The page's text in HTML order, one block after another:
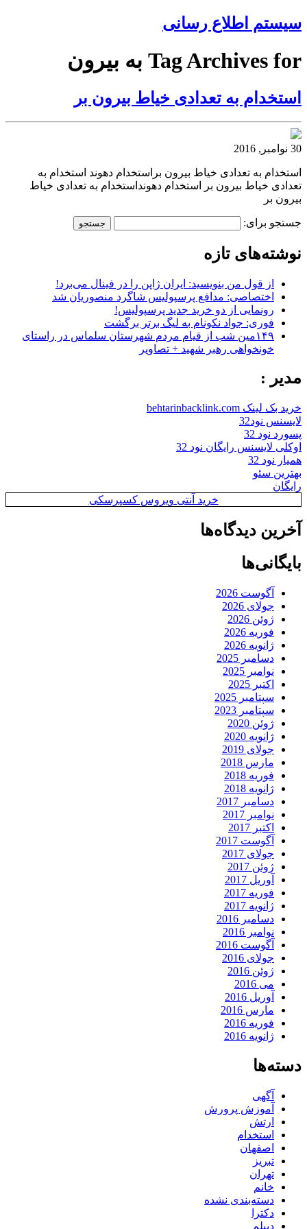
سیستم اطلاع رسانی
Tag Archives for به بیرون
استخدام به تعدادی خیاط بیرون بر
30 نوامبر, 2016
استخدام به تعدادی خیاط بیرون براستخدام دهوند استخدام به
تعدادی خیاط بیرون بر استخدام دهونداستخدام به تعدادی خیاط
بیرون بر
جستجو برای:
نوشته‌های تازه
از قول من بنویسید: ایران ژاپن را در فینال می‌برد!
اختصاصی: مدافع پرسپولیس شاگرد منصوریان شد
رونمایی از دو خرید جدید پرسپولیس!
فوری: جواد نکونام به لیگ برتر برگشت
۱۴۹مین شب از قیام مردم شهرستان سلماس در راستای
خونخواهی رهبر شهید + تصاویر
مدیر :
خرید بک لینک behtarinbacklink.com
لایسنس نود32
پسورد نود 32
اوکلی لایسنس رایگان نود 32
همیار نود 32
بهترین سئو
رایگان
خرید آنتی ویروس کسپرسکی
آخرین دیدگاه‌ها
بایگانی‌ها
آگوست 2026
جولای 2026
ژوئن 2026
فوریه 2026
ژانویه 2026
دسامبر 2025
نوامبر 2025
اکتبر 2025
سپتامبر 2025
سپتامبر 2023
ژوئن 2020
ژانویه 2020
جولای 2019
مارس 2018
فوریه 2018
ژانویه 2018
دسامبر 2017
نوامبر 2017
اکتبر 2017
آگوست 2017
جولای 2017
ژوئن 2017
آوریل 2017
فوریه 2017
ژانویه 2017
دسامبر 2016
نوامبر 2016
آگوست 2016
جولای 2016
ژوئن 2016
می 2016
آوریل 2016
مارس 2016
فوریه 2016
ژانویه 2016
دسته‌ها
آگهی
آموزش پرورش
ارتش
استخدام
اصفهان
تبریز
تهران
خانم
دسته‌بندی نشده
دکترا
دیپلم